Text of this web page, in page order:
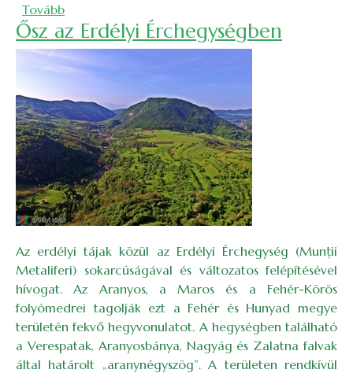
Tovább(Kirándulás az Aranyos mentén, 1860-ban)
Ősz az Erdélyi Érchegységben
Az erdélyi tájak közül az Erdélyi Érchegység (Munţii
Metaliferi) sokarcúságával és változatos felépítésével
hívogat. Az Aranyos, a Maros és a Fehér-Körös
folyómedrei tagolják ezt a Fehér és Hunyad megye
területén fekvő hegyvonulatot. A hegységben található
a Verespatak, Aranyosbánya, Nagyág és Zalatna falvak
által határolt „aranynégyszög”. A területen rendkívül